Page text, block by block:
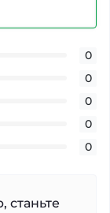
0
0
0
0
0
станьте